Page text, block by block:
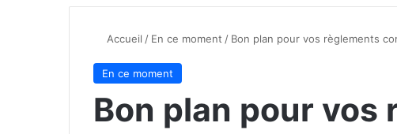
Accueil / En ce moment / Bon plan pour vos règlements
En ce moment
Bon plan pour vos